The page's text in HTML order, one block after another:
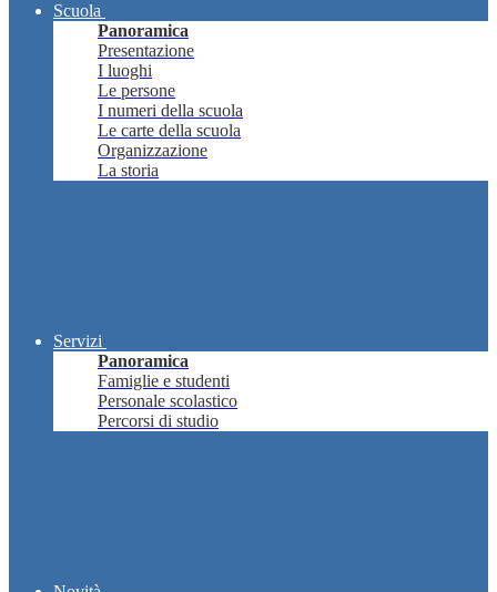
Scuola
Panoramica
Presentazione
I luoghi
Le persone
I numeri della scuola
Le carte della scuola
Organizzazione
La storia
Servizi
Panoramica
Famiglie e studenti
Personale scolastico
Percorsi di studio